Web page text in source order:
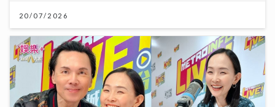
20/07/2026